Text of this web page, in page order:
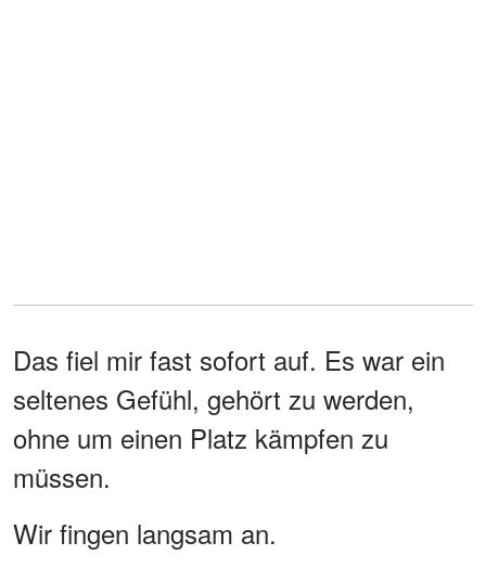
Das fiel mir fast sofort auf. Es war ein
seltenes Gefühl, gehört zu werden,
ohne um einen Platz kämpfen zu
müssen.
Wir fingen langsam an.